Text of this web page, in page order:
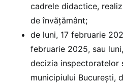
cadrele didactice,
de învățământ;
de luni, 17 februarie
februarie 2025, sau
decizia inspectoratelor
municipiului București,